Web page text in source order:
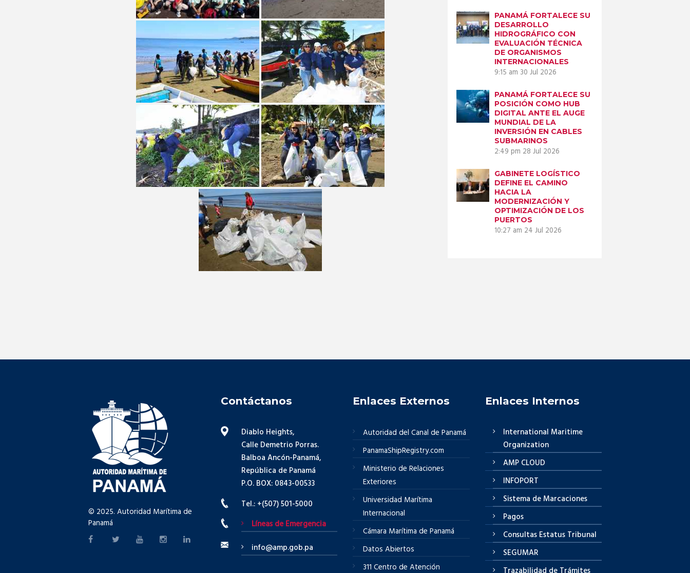
PANAMÁ FORTALECE SU
DESARROLLO
HIDROGRÁFICO CON
EVALUACIÓN TÉCNICA
DE ORGANISMOS
INTERNACIONALES
9:15 am 30 Jul 2026
PANAMÁ FORTALECE SU
POSICIÓN COMO HUB
DIGITAL ANTE EL AUGE
MUNDIAL DE LA
INVERSIÓN EN CABLES
SUBMARINOS
2:49 pm 28 Jul 2026
GABINETE LOGÍSTICO
DEFINE EL CAMINO
HACIA LA
MODERNIZACIÓN Y
OPTIMIZACIÓN DE LOS
PUERTOS
10:27 am 24 Jul 2026
© 2025. Autoridad Marítima de
Panamá
Contáctanos
Diablo Heights,
Calle Demetrio Porras.
Balboa Ancón-Panamá,
República de Panamá
P.O. BOX: 0843-00533
Tel.: +(507) 501-5000
Líneas de Emergencia
info@amp.gob.pa
Enlaces Externos
Autoridad del Canal de Panamá
PanamaShipRegistry.com
Ministerio de Relaciones
Exteriores
Universidad Marítima
Internacional
Cámara Marítima de Panamá
Datos Abiertos
311 Centro de Atención
Enlaces Internos
International Maritime
Organization
AMP CLOUD
INFOPORT
Sistema de Marcaciones
Pagos
Consultas Estatus Tribunal
SEGUMAR